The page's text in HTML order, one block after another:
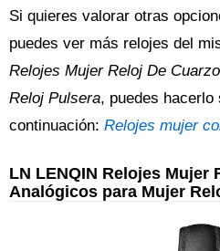
Si quieres valorar otras
puedes ver más relojes del
Relojes Mujer Reloj De
Reloj Pulsera, puedes hacerlo
continuación: Relojes mujer
LN LENQIN Relojes Mujer
Analógicos para Mujer